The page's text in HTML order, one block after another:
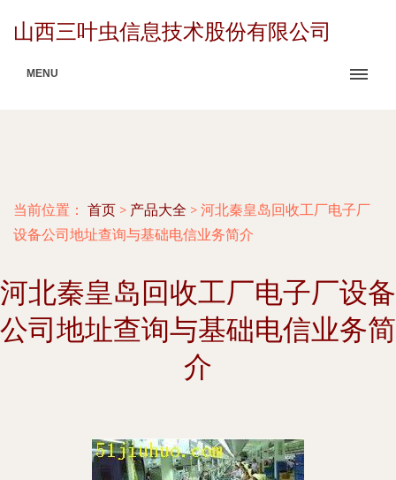
山西三叶虫信息技术股份有限公司
MENU
当前位置： 首页 > 产品大全 > 河北秦皇岛回收工厂电子厂
设备公司地址查询与基础电信业务简介
河北秦皇岛回收工厂电子厂设备
公司地址查询与基础电信业务简
介